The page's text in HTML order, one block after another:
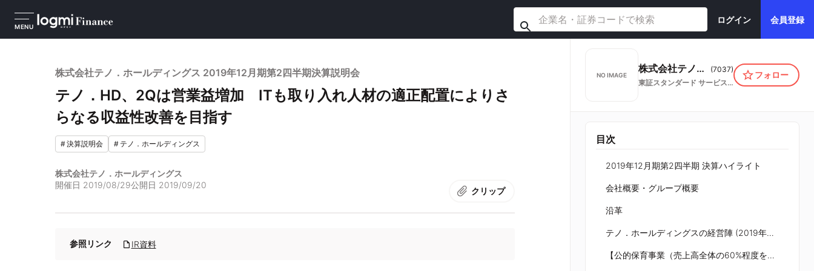
MENU
ログイン 会員登録
株式会社テノ．ホールディングス 2019年12月期第2四半期決算説明会
テノ．HD、2Qは営業益増加 ITも取り入れ人材の適正配置によりさ
らなる収益性改善を目指す
#決算説明会 # テノ．ホールディングス
株式会社テノ．ホールディングス
開催日 2019/08/29公開日 2019/09/20
クリップ
参照リンク IR資料
NO IMAGE
株式会社テノ．ホールディングス (7037)
東証スタンダード サービス業
フォロー
目次
2019年12月期第2四半期 決算ハイライト
会社概要・グループ概要
沿革
テノ．ホールディングスの経営陣 (2019年3月27日現在)
【公的保育事業（売上高全体の60%程度を占める）】